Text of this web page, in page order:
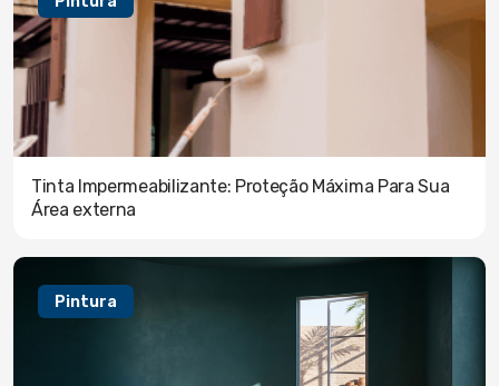
Tinta Impermeabilizante: Proteção Máxima Para Sua
Área externa
Pintura